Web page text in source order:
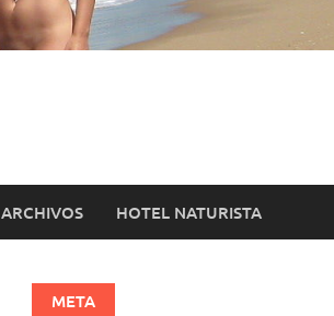
ARCHIVOS HOTEL NATURISTA
META